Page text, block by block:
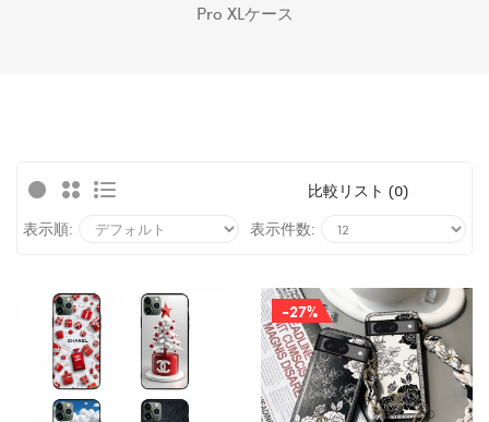
Pro XLケース
比較リスト (0)
表示順:
表示件数:
-27%